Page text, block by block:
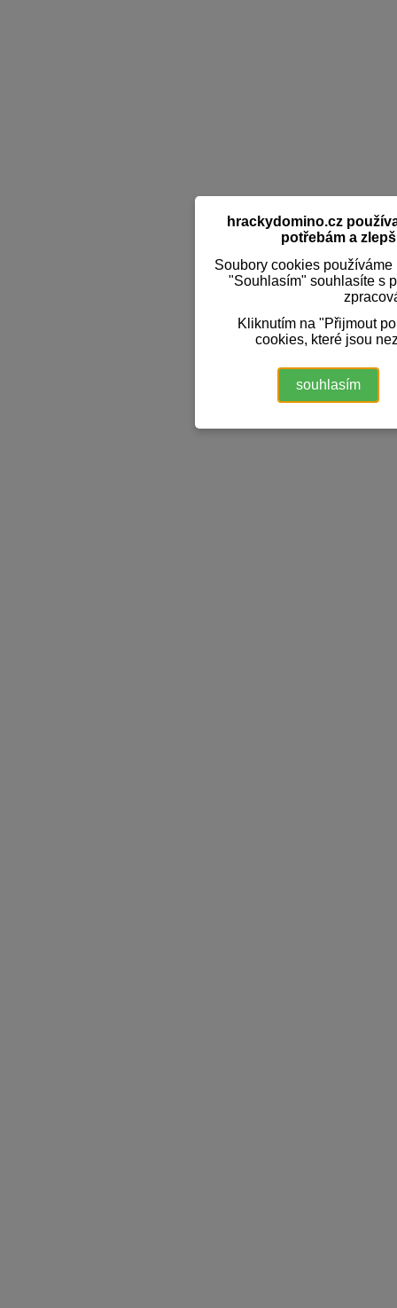
hrackydomino.cz
potřebám a
Soubory cookies
"Souhlasím" souhlasíte s
Kliknutím na "Přijmout
cookies, které jsou
souhlasím